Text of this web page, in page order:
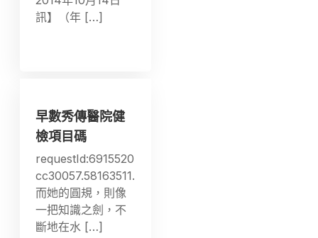
訊】（年 […]
早數秀傳醫院健
檢項目碼
requestId:6915520
cc30057.58163511.
而她的圓規，則像
一把知識之劍，不
斷地在水 […]